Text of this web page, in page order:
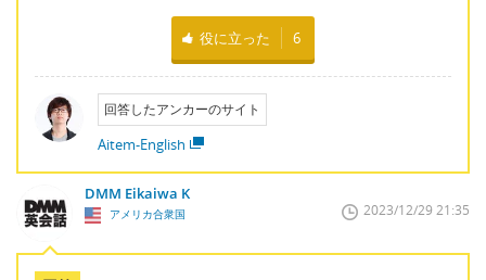
役に立った 6
回答したアンカーのサイト
Aitem-English
DMM Eikaiwa K
アメリカ合衆国 2023/12/29 21:35